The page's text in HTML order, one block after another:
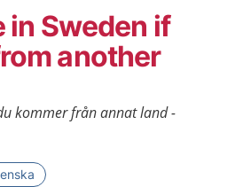
in Sweden if
another
kommer från annat land -